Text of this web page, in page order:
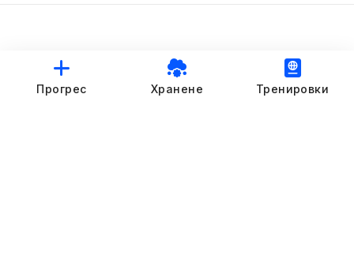
© StankovFit Progress App | 2025
Прогрес Хранене Тренировки